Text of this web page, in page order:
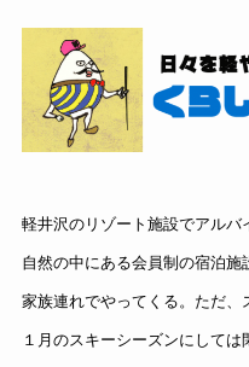
軽井沢のリゾート施設でアルバ
自然の中にある会員制の宿泊施
家族連れでやってくる。 ただ、
１月のスキーシーズンにしては